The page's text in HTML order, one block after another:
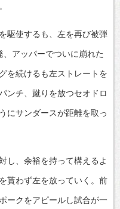
駆使するも、左を再び被弾
アッパーでついに崩れた
を続けるも左ストレートを
ンチ、蹴りを放つセオドロ
にサンダースが距離を取っ
し、余裕を持って構えるよ
貰わず左を放っていく。前
ークをアピールし試合が一